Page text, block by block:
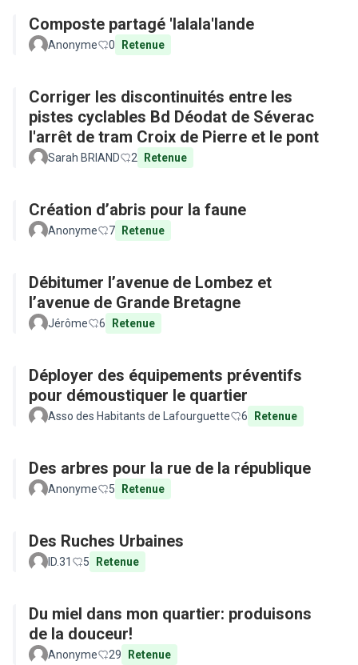
Composte partagé 'lalala'lande
Anonyme 0 Retenue
Corriger les discontinuités entre les
pistes cyclables Bd Déodat de Séverac
l'arrêt de tram Croix de Pierre et le pont
Sarah BRIAND 2 Retenue
Création d’abris pour la faune
Anonyme 7 Retenue
Débitumer l’avenue de Lombez et
l’avenue de Grande Bretagne
Jérôme 6 Retenue
Déployer des équipements préventifs
pour démoustiquer le quartier
Asso des Habitants de Lafourguette 6 Retenue
Des arbres pour la rue de la république
Anonyme 5 Retenue
Des Ruches Urbaines
ID.31 5 Retenue
Du miel dans mon quartier: produisons
de la douceur!
Anonyme 29 Retenue